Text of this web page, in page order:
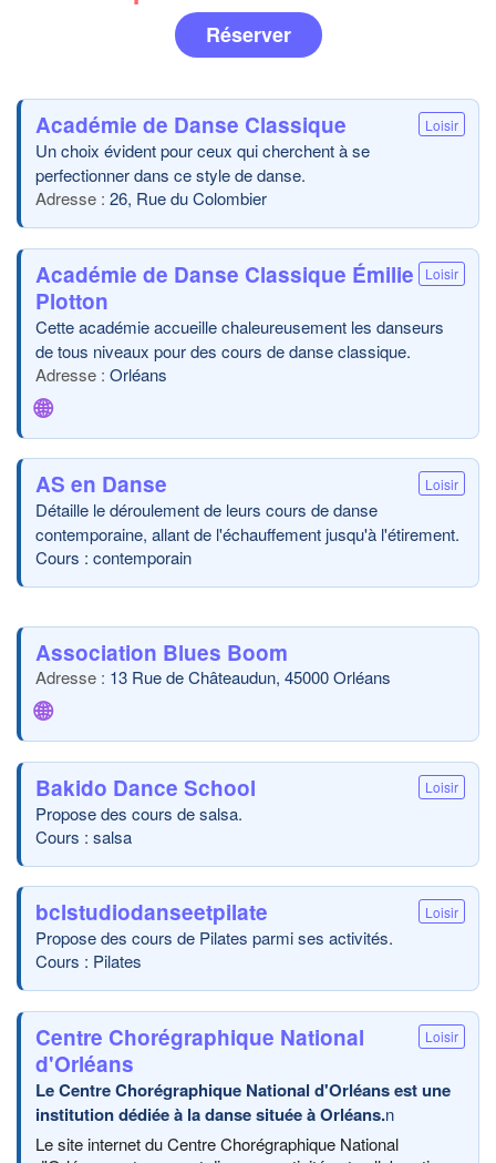
Réserver
Académie de Danse Classique Loisir
Un choix évident pour ceux qui cherchent à se
perfectionner dans ce style de danse.
26, Rue du Colombier
Académie de Danse Classique Émilie
Plotton
Loisir
Cette académie accueille chaleureusement les danseurs
de tous niveaux pour des cours de danse classique.
Orléans
🌐
AS en Danse Loisir
Détaille le déroulement de leurs cours de danse
contemporaine, allant de l'échauffement jusqu'à l'étirement.
Cours : contemporain
Association Blues Boom
13 Rue de Châteaudun, 45000 Orléans
🌐
Bakido Dance School Loisir
Propose des cours de salsa.
Cours : salsa
bclstudiodanseetpilate Loisir
Propose des cours de Pilates parmi ses activités.
Cours : Pilates
Centre Chorégraphique National
d'Orléans
Loisir
Le Centre Chorégraphique National d'Orléans est une
institution dédiée à la danse située à Orléans.n
Le site internet du Centre Chorégraphique National